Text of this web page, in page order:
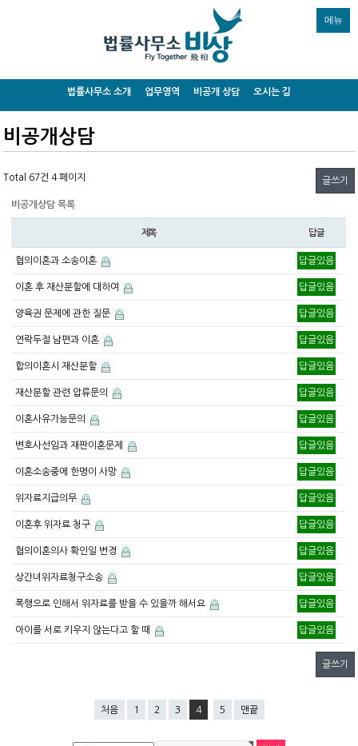
메뉴
법률사무소 소개 업무영역 비공개 상담 오시는 길
비공개상담
Total 67건 4 페이지 글쓰기
비공개상담 목록
제목 답글
협의이혼과 소송이혼 답글있음
이혼 후 재산분할에 대하여 답글있음
양육권 문제에 관한 질문 답글있음
연락두절 남편과 이혼 답글있음
합의이혼시 재산분할 답글있음
재산분할 관련 압류문의 답글있음
이혼사유가능문의 답글있음
변호사선임과 재판이혼문제 답글있음
이혼소송중에 한명이 사망 답글있음
위자료지급의무 답글있음
이혼후 위자료 청구 답글있음
협의이혼의사 확인일 변경 답글있음
상간녀위자료청구소송 답글있음
폭행으로 인해서 위자료를 받을 수 있을까 해서요 답글있음
아이를 서로 키우지 않는다고 할 때 답글있음
글쓰기
처음 1 2 3 4 5 맨끝